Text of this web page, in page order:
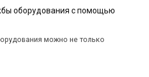
оборудования с помощью
можно не только